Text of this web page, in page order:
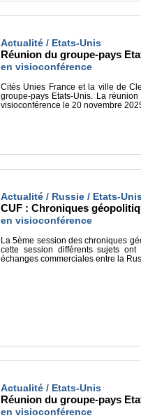
Actualité / Etats-Unis
Réunion du groupe-pays
en visioconférence
Cités Unies France et la ville de
groupe-pays Etats-Unis. La
visioconférence le 20 novembre
Actualité / Russie / Etats-
CUF : Chroniques
en visioconférence
La 5ème session des chroniques
cette session différents sujets
échanges commerciales entre la
Actualité / Etats-Unis
Réunion du groupe-pays
en visioconférence